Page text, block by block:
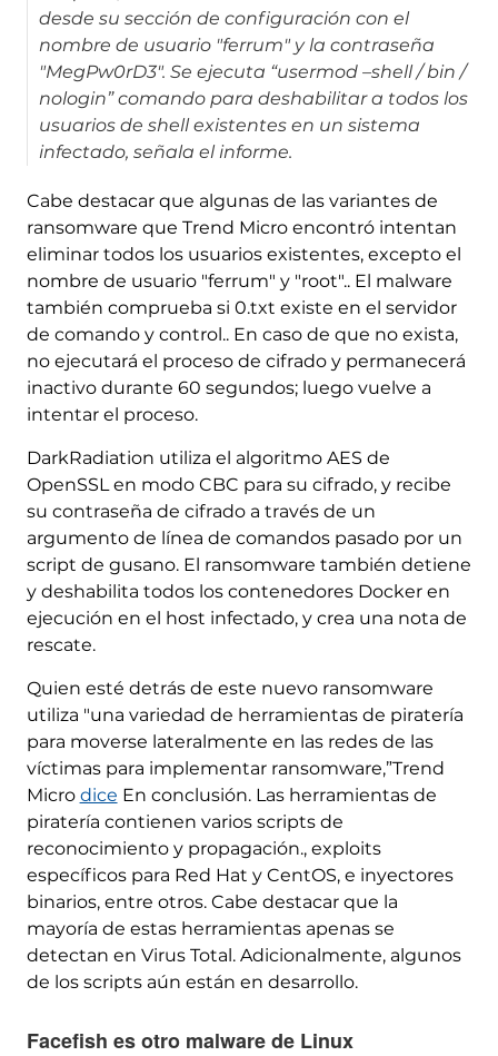
desde su sección de configuración con el
nombre de usuario "ferrum" y la contraseña
"MegPw0rD3". Se ejecuta “usermod –shell / bin /
nologin” comando para deshabilitar a todos los
usuarios de shell existentes en un sistema
infectado, señala el informe.
Cabe destacar que algunas de las variantes de
ransomware que Trend Micro encontró intentan
eliminar todos los usuarios existentes, excepto el
nombre de usuario "ferrum" y "root".. El malware
también comprueba si 0.txt existe en el servidor
de comando y control.. En caso de que no exista,
no ejecutará el proceso de cifrado y permanecerá
inactivo durante 60 segundos; luego vuelve a
intentar el proceso.
DarkRadiation utiliza el algoritmo AES de
OpenSSL en modo CBC para su cifrado, y recibe
su contraseña de cifrado a través de un
argumento de línea de comandos pasado por un
script de gusano. El ransomware también detiene
y deshabilita todos los contenedores Docker en
ejecución en el host infectado, y crea una nota de
rescate.
Quien esté detrás de este nuevo ransomware
utiliza "una variedad de herramientas de piratería
para moverse lateralmente en las redes de las
víctimas para implementar ransomware,”Trend
Micro dice En conclusión. Las herramientas de
piratería contienen varios scripts de
reconocimiento y propagación., exploits
específicos para Red Hat y CentOS, e inyectores
binarios, entre otros. Cabe destacar que la
mayoría de estas herramientas apenas se
detectan en Virus Total. Adicionalmente, algunos
de los scripts aún están en desarrollo.
Facefish es otro malware de Linux